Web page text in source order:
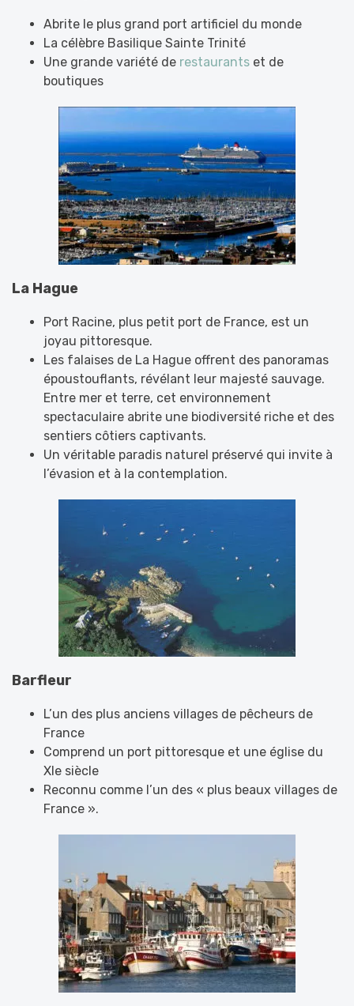
Abrite le plus grand port artificiel du monde
La célèbre Basilique Sainte Trinité
Une grande variété de restaurants et de
boutiques
La Hague
Port Racine, plus petit port de France, est un
joyau pittoresque.
Les falaises de La Hague offrent des panoramas
époustouflants, révélant leur majesté sauvage.
Entre mer et terre, cet environnement
spectaculaire abrite une biodiversité riche et des
sentiers côtiers captivants.
Un véritable paradis naturel préservé qui invite à
l’évasion et à la contemplation.
Barfleur
L’un des plus anciens villages de pêcheurs de
France
Comprend un port pittoresque et une église du
XIe siècle
Reconnu comme l’un des « plus beaux villages de
France ».